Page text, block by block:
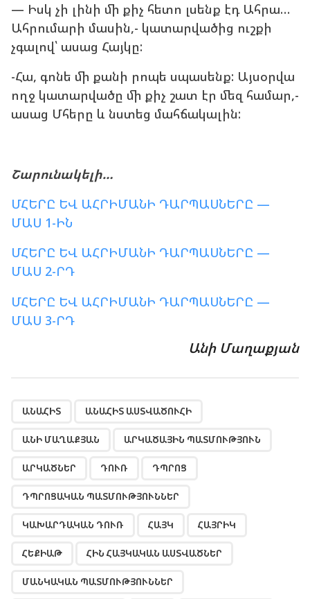
— Իսկ չի լինի մի քիչ հետո լսենք էդ Ահրա…
Ահրումարի մասին,- կատարվածից ուշքի
չգալով՝ ասաց Հայկը:
-Հա, գոնե մի քանի րոպե սպասենք: Այսօրվա
ողջ կատարվածը մի քիչ շատ էր մեզ համար,-
ասաց Մհերը և նստեց մահճակալին:
Շարունակելի…
ՄՀԵՐԸ ԵՎ ԱՀՐԻՄԱՆԻ ԴԱՐՊԱՍՆԵՐԸ —
ՄԱՍ 1-ԻՆ
ՄՀԵՐԸ ԵՎ ԱՀՐԻՄԱՆԻ ԴԱՐՊԱՍՆԵՐԸ —
ՄԱՍ 2-ՐԴ
ՄՀԵՐԸ ԵՎ ԱՀՐԻՄԱՆԻ ԴԱՐՊԱՍՆԵՐԸ —
ՄԱՍ 3-ՐԴ
Անի Մաղաքյան
ԱՆԱՀԻՏ ԱՆԱՀԻՏ ԱՍՏՎԱԾՈՒՀԻ
ԱՆԻ ՄԱՂԱՔՅԱՆ ԱՐԿԱԾԱՅԻՆ ՊԱՏՄՈՒԹՅՈՒՆ
ԱՐԿԱԾՆԵՐ ԴՈՒՌ ԴՊՐՈՑ
ԴՊՐՈՑԱԿԱՆ ՊԱՏՄՈՒԹՅՈՒՆՆԵՐ
ԿԱԽԱՐԴԱԿԱՆ ԴՈՒՌ ՀԱՅԿ ՀԱՅՐԻԿ
ՀԵՔԻԱԹ ՀԻՆ ՀԱՅԿԱԿԱՆ ԱՍՏՎԱԾՆԵՐ
ՄԱՆԿԱԿԱՆ ՊԱՏՄՈՒԹՅՈՒՆՆԵՐ